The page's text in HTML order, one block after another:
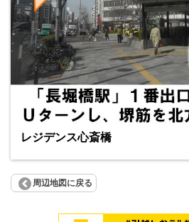
レジデンス心斎橋
周辺地図に戻る